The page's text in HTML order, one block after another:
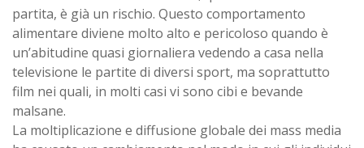
partita, è già un rischio. Questo comportamento
alimentare diviene molto alto e pericoloso quando è
un’abitudine quasi giornaliera vedendo a casa nella
televisione le partite di diversi sport, ma soprattutto
film nei quali, in molti casi vi sono cibi e bevande
malsane.
La moltiplicazione e diffusione globale dei mass media